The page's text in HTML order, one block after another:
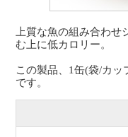
上質な魚の組み合わ
む上に低カロリー。
この製品、1缶(袋/カッ
です。